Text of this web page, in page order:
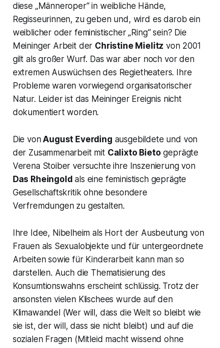
diese „Männeroper“in weibliche Hände,
Regisseurinnen, zu geben und, wird es darob ein
weiblicher oder feministischer „Ring“ sein? Die
Meininger Arbeit der Christine Mielitz von 2001
gilt als großer Wurf. Das war aber noch vor den
extremen Auswüchsen des Regietheaters. Ihre
Probleme waren vorwiegend organisatorischer
Natur. Leider ist das Meininger Ereignis nicht
dokumentiert worden.
Die vonAugust Everding ausgebildete und von
der Zusammenarbeit mit Calixto Bieto geprägte
Verena Stoiber versuchte ihre Inszenierung von
Das Rheingold als eine feministisch geprägte
Gesellschaftskritik ohne besondere
Verfremdungen zu gestalten.
Ihre Idee, Nibelheim als Hort der Ausbeutung von
Frauen als Sexualobjekte und für untergeordnete
Arbeiten sowie für Kinderarbeit kann man so
darstellen. Auch die Thematisierung des
Konsumtionswahns erscheint schlüssig. Trotz der
ansonsten vielen Klischees wurde auf den
Klimawandel (Wer will, dass die Welt so bleibt wie
sie ist, der will, dass sie nicht bleibt) und auf die
sozialen Fragen (Mitleid macht wissend ohne